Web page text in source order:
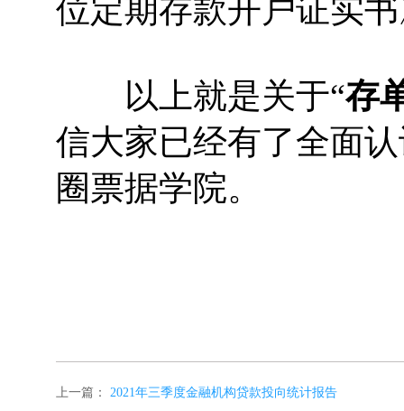
位定期存款开户证实
以上就是关于“存
信大家已经有了全面
圈票据学院。
上一篇： 2021年三季度金融机构贷款投向统计报告